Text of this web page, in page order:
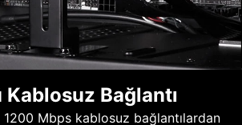
Kablosuz Bağlantı
Mbps kablosuz bağlantılardan